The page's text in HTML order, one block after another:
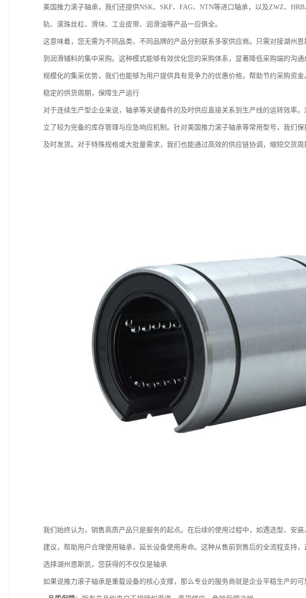
美国推力滚子轴承，我们还提供NSK、SKF、FAG、NTN等进口轴承，以及ZWZ、
轨、滚珠丝杠、滑块、工业皮带、润滑油等产品一应俱全。
这意味着，您无需为不同品类、不同品牌的产品分别联系多家供应商。只需对接湖州
到润滑辅料的集中采购。这种模式能够有效优化您的采购体系，显著降低采购端的沟
规模化的集采优势，我们也能够为用户提供具有竞争力的优惠价格，帮助节约采购资金
稳定的供货周期，保障生产运行
对于连续生产型企业来说，轴承等关键备件的及时供应直接关系到生产线的运转效率
立了较为完备的库存管理与应急响应机制。针对美国推力滚子轴承等常用型号，我们
及时发货。对于特殊规格或大批量需求，我们也能通过高效的供应链协调，缩短交货周
我们始终认为，销售高质产品只是服务的起点。在后续的使用过程中，如遇选型、安
建议，帮助用户合理使用轴承，延长设备使用寿命。这种从售前到售后的全流程支持，
选择湖州恩斯凯，您获得的不仅仅是轴承
如果说推力滚子轴承是重载设备的核心支撑，那么专业的服务商就是企业平稳生产的